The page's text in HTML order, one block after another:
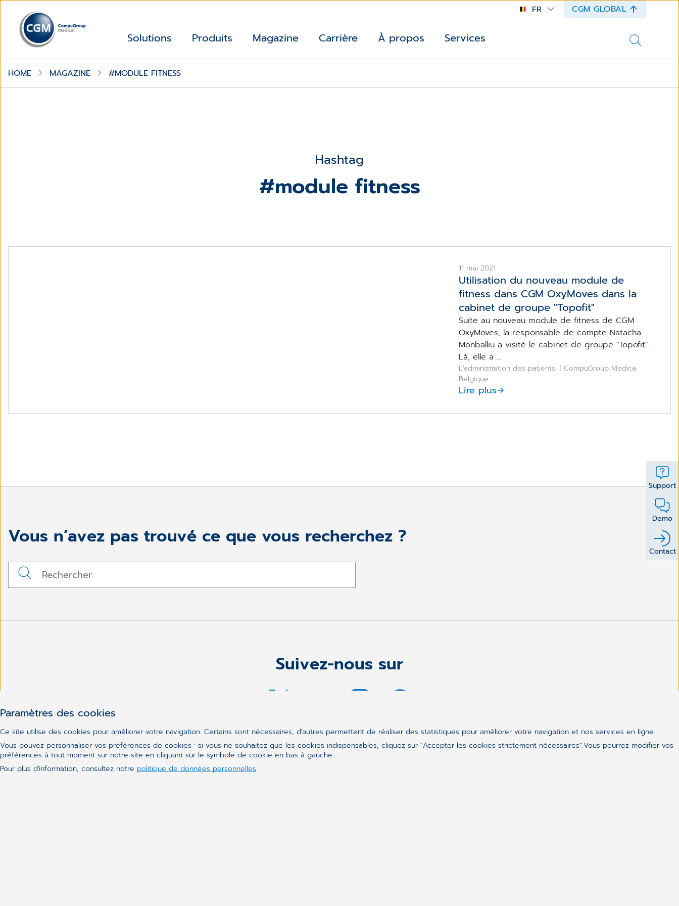
Support
Demo
Contact
FR CGM GLOBAL
Solutions Produits Magazine Carrière À propos Services
HOME MAGAZINE #MODULE FITNESS
Hashtag
#module fitness
11 mai 2021
Utilisation du nouveau module de
fitness dans CGM OxyMoves dans la
cabinet de groupe "Topofit"
Suite au nouveau module de fitness de CGM
OxyMoves, la responsable de compte Natacha
Monballiu a visité le cabinet de groupe "Topofit".
Là, elle a ...
L'administration des patients | CompuGroup Medica
Belgique
Lire plus
Vous n’avez pas trouvé ce que vous recherchez ?
Suivez-nous sur
Actualités
CGM Daktari
CGM Oxygen
Paramètres des cookies
Ce site utilise des cookies pour améliorer votre navigation. Certains sont nécessaires, d'autres permettent de réaliser des statistiques pour améliorer votre navigation et nos services en ligne.
Vous pouvez personnaliser vos préférences de cookies : si vous ne souhaitez que les cookies indispensables, cliquez sur "Accepter les cookies strictement nécessaires".Vous pourrez modifier vos
préférences à tout moment sur notre site en cliquant sur le symbole de cookie en bas à gauche.
Pour plus d'information, consultez notre politique de données personnelles.